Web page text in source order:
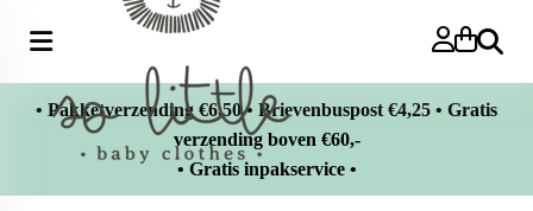
Zoeken
• Pakketverzending €6,50 • Brievenbuspost €4,25 • Gratis
verzending boven €60,-
• Gratis inpakservice •